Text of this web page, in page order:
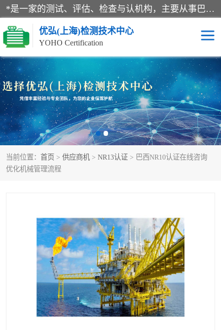
*是一家的测试、评估、检查与认机构，主要从事巴西NR10认证、NR12认证、NR13认证；ANATEL认证、INMTRO认证，欧盟CE认证：MD认证，PED认证，MID认证，ATEX认证，德国蓝色天使认证。
优弘(上海)检测技术中心
YOHO Certification
当前位置： 首页 > 供应商机 > NR13认证 > 巴西NR10认证在线咨询
优化机械管理流程
RECYCLASS认证 NR10认证
NR12认证 NR13认证
ART认证 巴西NR认证
巴西认证 RETIE认证